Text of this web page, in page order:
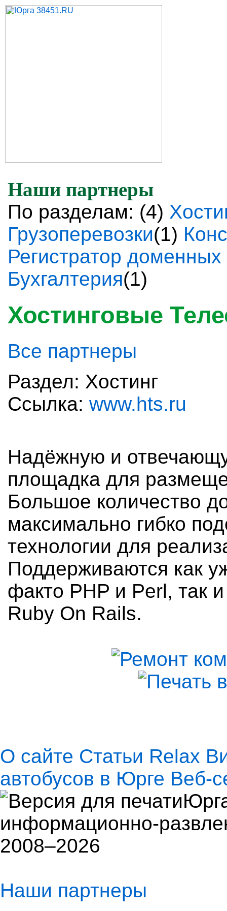
Наши партнеры
По разделам: (4)
Грузоперевозки(1)
Регистратор
Бухгалтерия(1)
Хостинговые
Все партнеры
Раздел: Хостинг
Ссылка: www.hts.ru
Надёжную и
площадка для
Большое количество
максимально гибко
технологии для
Поддерживаются как
факто PHP и Perl, так
Ruby On Rails.
О сайте Статьи Relax
автобусов в Юрге Веб-
информационно-
2008–2026
Наши партнеры